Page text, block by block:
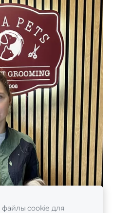
cookie для